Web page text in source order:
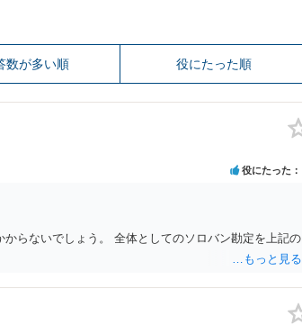
数が多い順 役にたった順
役にたった
らないでしょう。 全体としてのソロバン勘定を上記の